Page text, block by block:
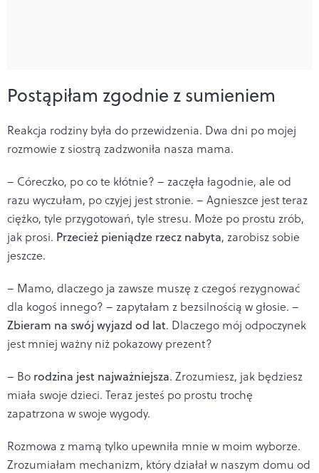
Postąpiłam zgodnie z sumieniem
Reakcja rodziny była do przewidzenia. Dwa dni po mojej
rozmowie z siostrą zadzwoniła nasza mama.
– Córeczko, po co te kłótnie? – zaczęła łagodnie, ale od
razu wyczułam, po czyjej jest stronie. – Agnieszce jest teraz
ciężko, tyle przygotowań, tyle stresu. Może po prostu zrób,
jak prosi. Przecież pieniądze rzecz nabyta, zarobisz sobie
jeszcze.
– Mamo, dlaczego ja zawsze muszę z czegoś rezygnować
dla kogoś innego? – zapytałam z bezsilnością w głosie. –
Zbieram na swój wyjazd od lat. Dlaczego mój odpoczynek
jest mniej ważny niż pokazowy prezent?
– Bo rodzina jest najważniejsza. Zrozumiesz, jak będziesz
miała swoje dzieci. Teraz jesteś po prostu trochę
zapatrzona w swoje wygody.
Rozmowa z mamą tylko upewniła mnie w moim wyborze.
Zrozumiałam mechanizm, który działał w naszym domu od